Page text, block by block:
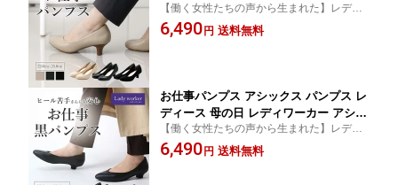
ーカー アシックス商事 ASICS 靴 女性
用 軽量 ブラック ブラックスムース ラ
【働く女性たちの声から生まれた】レディ
ース パンプス アシックス レディワーカー
靴 ASICSTRADING アシックス商事
6,490円 送料無料
お仕事パンプス アシックス パンプス レ
ディース 母の日 レディワーカー アシッ
クス商事 立ち仕事 通勤 ASICS 女性用
軽量 事務職 ブラック ブラックスムース
【働く女性たちの声から生まれた】レディ
ース パンプス アシックス レディワーカー
靴 ASICSTRADING アシックス商事
6,490円 送料無料